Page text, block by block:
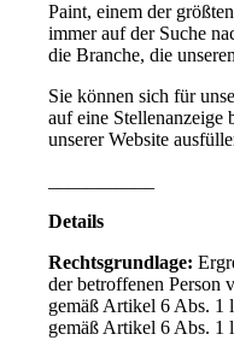
Paint, einem der
immer auf der Suche
die Branche, die
Sie können sich für
auf eine Stellenanzeige
unserer Website
Details
Rechtsgrundlage:
der betroffenen Person
gemäß Artikel 6 Abs.
gemäß Artikel 6 Abs. 1